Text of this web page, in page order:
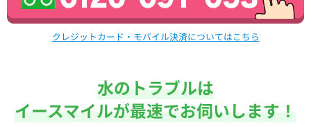
クレジットカード・モバイル決済についてはこちら
水のトラブルは
イースマイルが最速でお伺いします！